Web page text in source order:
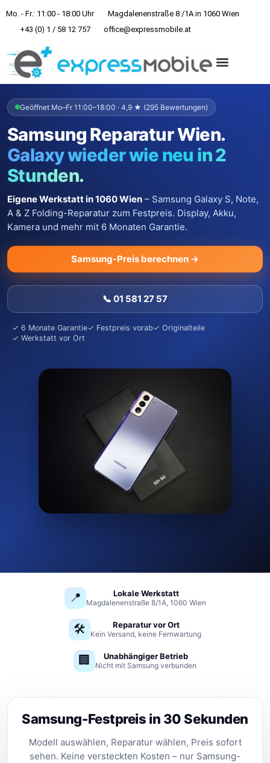
Mo. - Fr.: 11:00 - 18:00 Uhr
Magdalenenstraße 8 /1A in 1060 Wien
+43 (0) 1 / 58 12 757
office@expressmobile.at
Geöffnet Mo–Fr 11:00–18:00 · 4,9 ★ (295 Bewertungen)
Samsung Reparatur Wien.
Galaxy wieder wie neu in 2
Stunden.
Eigene Werkstatt in 1060 Wien – Samsung Galaxy S, Note,
A & Z Folding-Reparatur zum Festpreis. Display, Akku,
Kamera und mehr mit 6 Monaten Garantie.
Samsung-Preis berechnen →
📞 01 581 27 57
✓ 6 Monate Garantie✓ Festpreis vorab✓ Originalteile
✓ Werkstatt vor Ort
📍 Lokale Werkstatt
Magdalenenstraße 8/1A, 1060 Wien
🛠️ Reparatur vor Ort
Kein Versand, keine Fernwartung
🏢 Unabhängiger Betrieb
Nicht mit Samsung verbunden
Samsung-Festpreis in 30 Sekunden
Modell auswählen, Reparatur wählen, Preis sofort
sehen. Keine versteckten Kosten – nur Samsung-